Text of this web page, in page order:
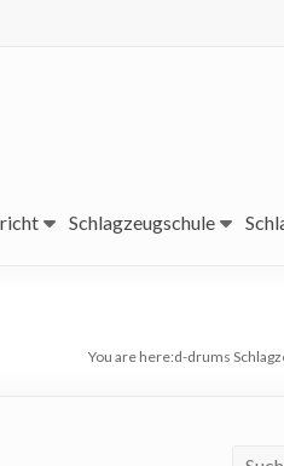
Schlagzeugschule
You are here:d-drums